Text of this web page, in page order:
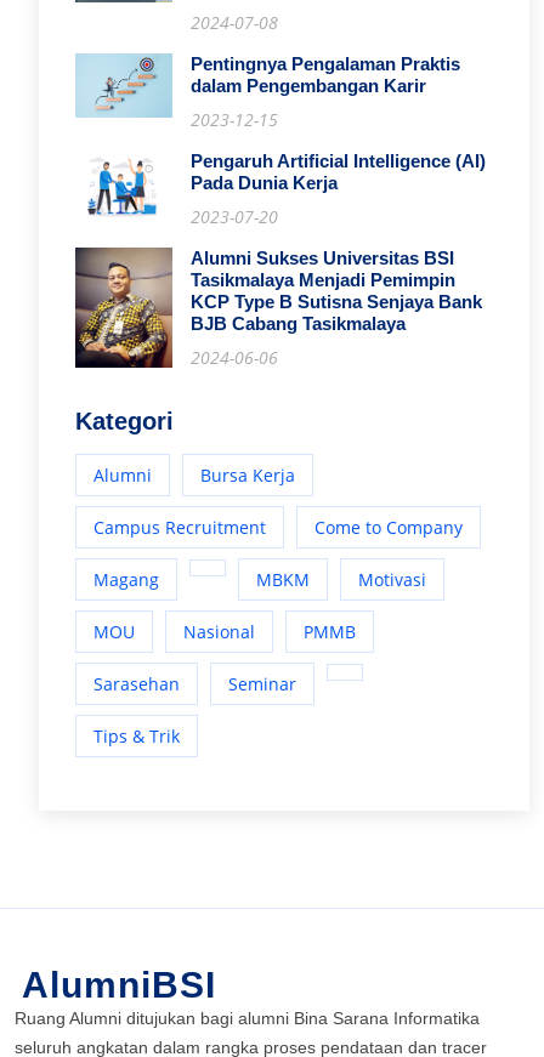
2024-07-08
Pentingnya Pengalaman Praktis
dalam Pengembangan Karir
2023-12-15
Pengaruh Artificial Intelligence (AI)
Pada Dunia Kerja
2023-07-20
Alumni Sukses Universitas BSI
Tasikmalaya Menjadi Pemimpin
KCP Type B Sutisna Senjaya Bank
BJB Cabang Tasikmalaya
2024-06-06
Kategori
Alumni Bursa Kerja
Campus Recruitment Come to Company
Magang MBKM Motivasi
MOU Nasional PMMB
Sarasehan Seminar
Tips & Trik
AlumniBSI
Ruang Alumni ditujukan bagi alumni Bina Sarana Informatika
seluruh angkatan dalam rangka proses pendataan dan tracer